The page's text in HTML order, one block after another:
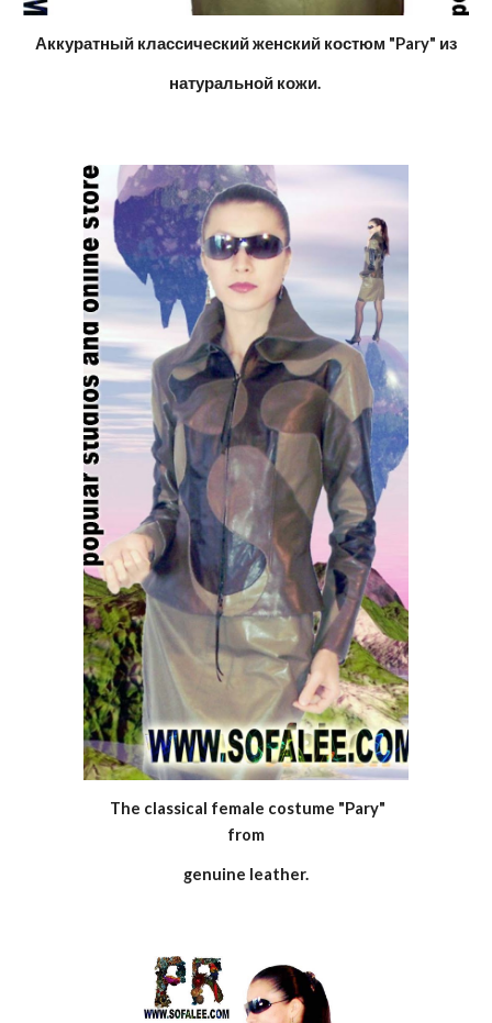
Аккуратный классический женский костюм "Pary" из
натуральной кожи.
The classical female costume "Pary"
from
genuine leather.